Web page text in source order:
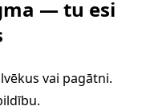
— tu esi
vai pagātni.